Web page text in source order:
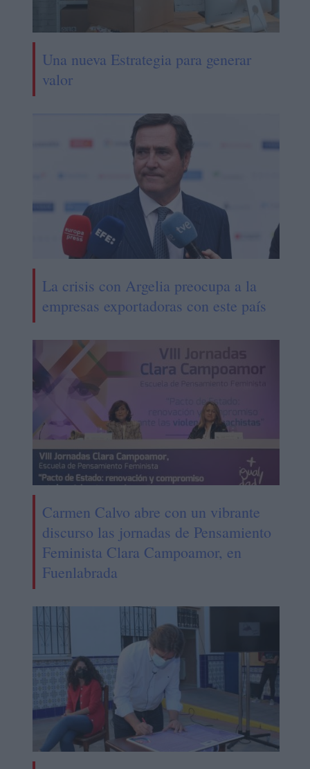
Una nueva Estrategia para generar
valor
La crisis con Argelia preocupa a la
empresas exportadoras con este país
Carmen Calvo abre con un vibrante
discurso las jornadas de Pensamiento
Feminista Clara Campoamor, en
Fuenlabrada